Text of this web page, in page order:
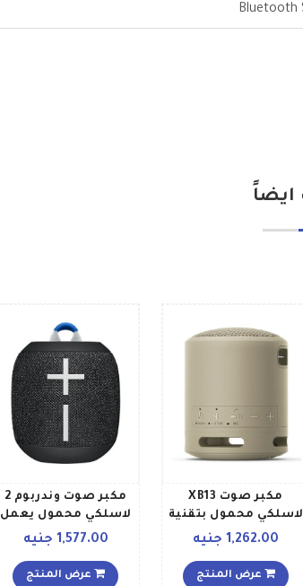
Bluetooth
مكبر صوت XB13
لاسلكي محمول بتقنية
إكسترا باس بيج
1,262.00 جنيه
عرض المنتج
مكبر صوت وندربوم 2
لاسلكي محمول يعمل
بالبلوتوث لون أسود
1,577.00 جنيه
عرض المنتج